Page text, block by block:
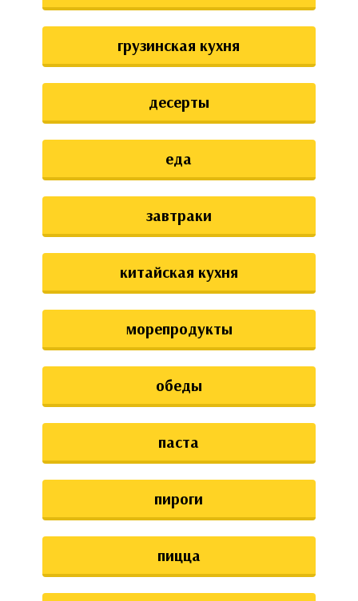
грузинская кухня
десерты
еда
завтраки
китайская кухня
морепродукты
обеды
паста
пироги
пицца